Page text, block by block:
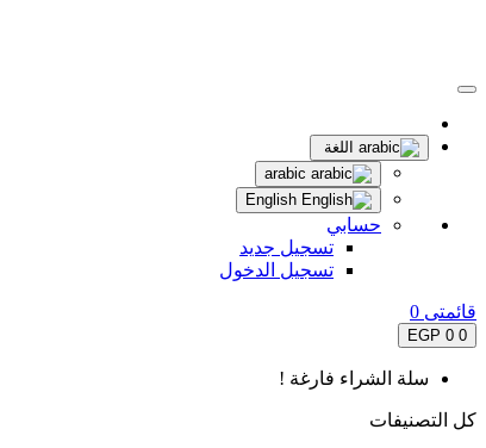
اللغة
حسابي
تسجيل جديد
تسجيل الدخول
قائمتى 0
0
0 EGP
سلة الشراء فارغة !
كل التصنيفات